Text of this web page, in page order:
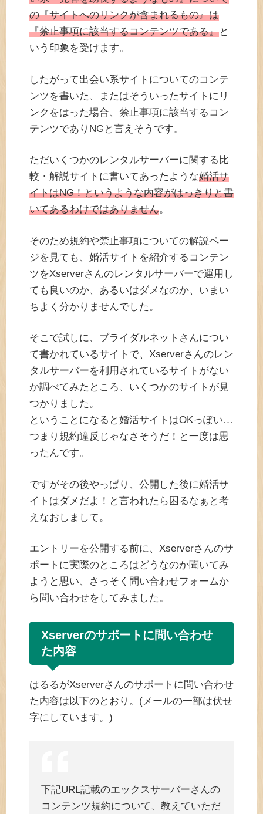
の『サイトへのリンクが含まれるもの』は
『禁止事項に該当するコンテンツである』と
いう印象を受けます。
したがって出会い系サイトについてのコンテ
ンツを書いた、またはそういったサイトにリ
ンクをはった場合、禁止事項に該当するコン
テンツでありNGと言えそうです。
ただいくつかのレンタルサーバーに関する比
較・解説サイトに書いてあったような婚活サ
イトはNG！というような内容がはっきりと書
いてあるわけではありません。
そのため規約や禁止事項についての解説ペー
ジを見ても、婚活サイトを紹介するコンテン
ツをXserverさんのレンタルサーバーで運用し
ても良いのか、あるいはダメなのか、いまい
ちよく分かりませんでした。
そこで試しに、ブライダルネットさんについ
て書かれているサイトで、Xserverさんのレン
タルサーバーを利用されているサイトがない
か調べてみたところ、いくつかのサイトが見
つかりました。
ということになると婚活サイトはOKっぽい…
つまり規約違反じゃなさそうだ！と一度は思
ったんです。
ですがその後やっぱり、公開した後に婚活サ
イトはダメだよ！と言われたら困るなぁと考
えなおしまして。
エントリーを公開する前に、Xserverさんのサ
ポートに実際のところはどうなのか聞いてみ
ようと思い、さっそく問い合わせフォームか
ら問い合わせをしてみました。
Xserverのサポートに問い合わせ
た内容
はるるがXserverさんのサポートに問い合わせ
た内容は以下のとおり。(メールの一部は伏せ
字にしています。)
下記URL記載のエックスサーバーさんの
コンテンツ規約について、教えていただ